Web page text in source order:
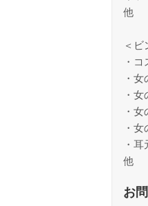
他
＜
・
・
・
・
・
・
他
お